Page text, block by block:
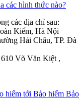
các hình thức nào?
các địa chỉ sau:
Kiếm, Hà Nội
Hải Châu, TP. Đà
Võ Văn Kiệt ,
hiểm tới Bảo hiểm Bảo